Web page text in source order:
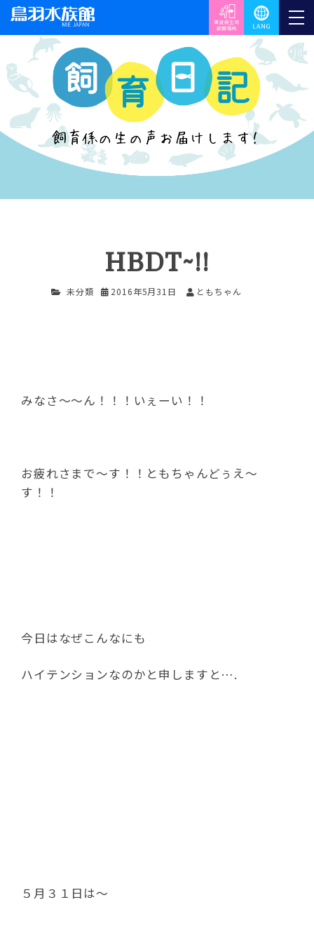
HBDT~!!
未分類 2016年5月31日 ともちゃん
みなさ～～ん！！！いぇーい！！
お疲れさまで～す！！ともちゃんどぅえ～
す！！
今日はなぜこんなにも
ハイテンションなのかと申しますと….
５月３１日は～